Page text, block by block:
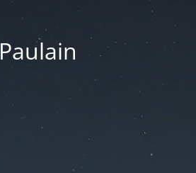
Paulain